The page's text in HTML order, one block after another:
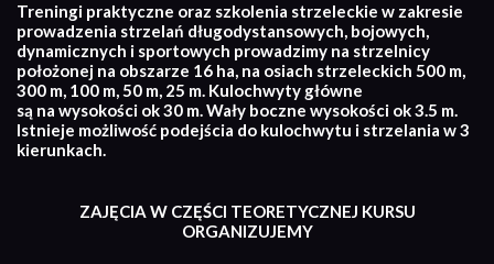
Treningi praktyczne oraz szkolenia strzeleckie w zakresie
prowadzenia strzelań długodystansowych, bojowych,
dynamicznych i sportowych prowadzimy na strzelnicy
położonej na obszarze 16 ha, na osiach strzeleckich 500 m,
300 m, 100 m, 50 m, 25 m. Kulochwyty główne
są na wysokości ok 30 m. Wały boczne wysokości ok 3.5 m.
Istnieje możliwość podejścia do kulochwytu i strzelania w 3
kierunkach.
ZAJĘCIA W CZĘŚCI TEORETYCZNEJ KURSU
ORGANIZUJEMY